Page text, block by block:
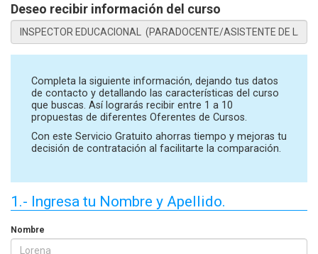
Deseo recibir información del curso
Completa la siguiente información, dejando tus datos
de contacto y detallando las características del curso
que buscas. Así lograrás recibir entre 1 a 10
propuestas de diferentes Oferentes de Cursos.
Con este Servicio Gratuito ahorras tiempo y mejoras tu
decisión de contratación al facilitarte la comparación.
1.- Ingresa tu Nombre y Apellido.
Nombre